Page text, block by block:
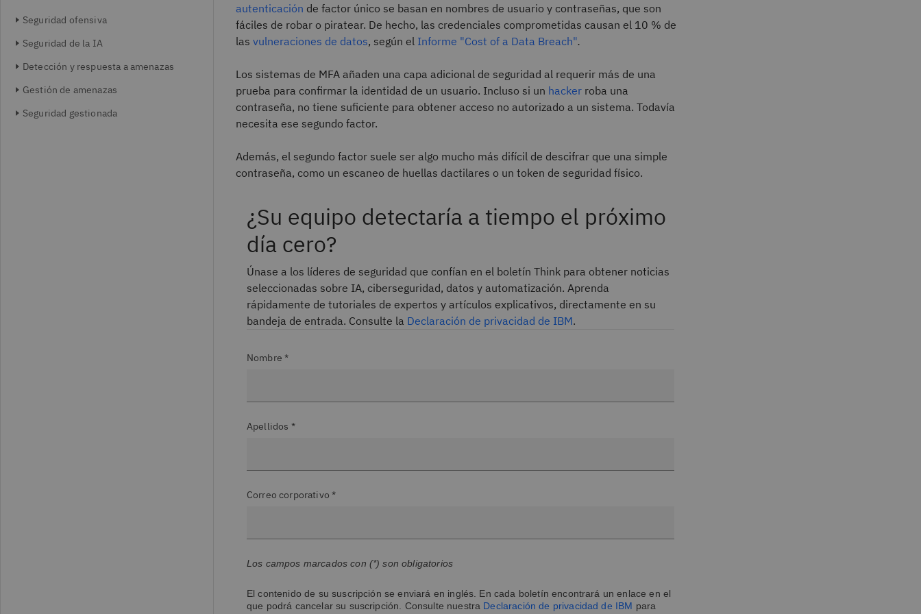
Seguridad ofensiva
Seguridad de la IA
Detección y respuesta a amenazas
Gestión de amenazas
Seguridad gestionada
autenticación de factor único se basan en nombres de usuario y contraseñas, que son
fáciles de robar o piratear. De hecho, las credenciales comprometidas causan el 10 % de
las vulneraciones de datos, según el Informe "Cost of a Data Breach".
Los sistemas de MFA añaden una capa adicional de seguridad al requerir más de una
prueba para confirmar la identidad de un usuario. Incluso si un hacker roba una
contraseña, no tiene suficiente para obtener acceso no autorizado a un sistema. Todavía
necesita ese segundo factor.
Además, el segundo factor suele ser algo mucho más difícil de descifrar que una simple
contraseña, como un escaneo de huellas dactilares o un token de seguridad físico.
¿Su equipo detectaría a tiempo el próximo
día cero?
Únase a los líderes de seguridad que confían en el boletín Think para obtener noticias
seleccionadas sobre IA, ciberseguridad, datos y automatización. Aprenda
rápidamente de tutoriales de expertos y artículos explicativos, directamente en su
bandeja de entrada. Consulte la Declaración de privacidad de IBM.
Nombre *
Apellidos *
Correo corporativo *
Los campos marcados con (*) son obligatorios
El contenido de su suscripción se enviará en inglés. En cada boletín encontrará un enlace en el
que podrá cancelar su suscripción. Consulte nuestra Declaración de privacidad de IBM para